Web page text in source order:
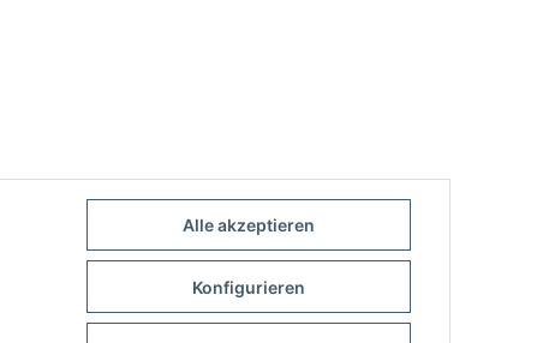
Alle akzeptieren
Konfigurieren